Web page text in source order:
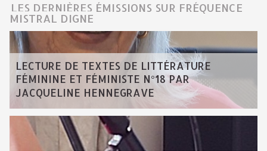
LES DERNIÈRES ÉMISSIONS SUR FRÉQUENCE
MISTRAL DIGNE
LECTURE DE TEXTES DE LITTÉRATURE
FÉMININE ET FÉMINISTE N°18 PAR
JACQUELINE HENNEGRAVE